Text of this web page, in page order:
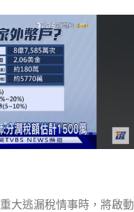
大逃漏稅情事時，將啟動